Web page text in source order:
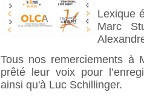
Lexique
Marc
Tous nos remerciements à
prêté leur voix pour
ainsi qu'à Luc Schillinger.